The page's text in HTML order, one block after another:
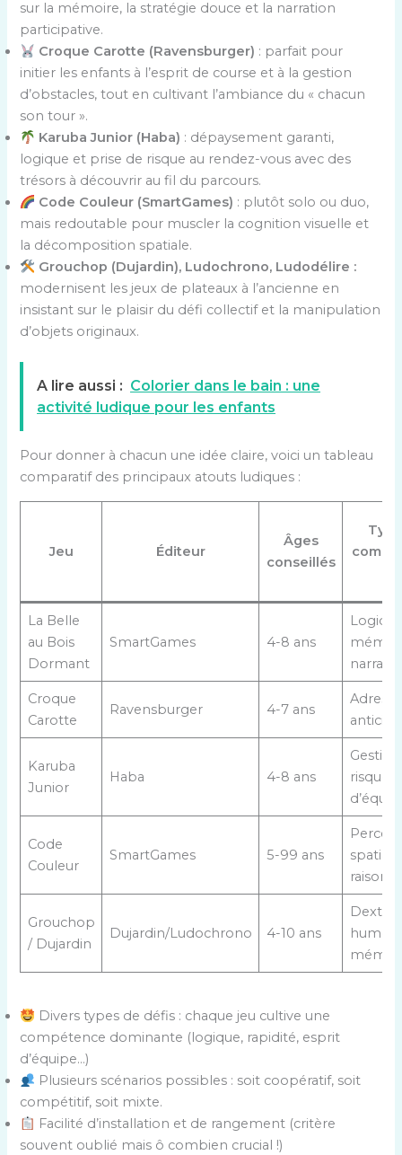
sur la mémoire, la stratégie douce et la narration
participative.
Croque Carotte (Ravensburger) : parfait pour
initier les enfants à l’esprit de course et à la gestion
d’obstacles, tout en cultivant l’ambiance du « chacun
son tour ».
Karuba Junior (Haba) : dépaysement garanti,
logique et prise de risque au rendez-vous avec des
trésors à découvrir au fil du parcours.
Code Couleur (SmartGames) : plutôt solo ou duo,
mais redoutable pour muscler la cognition visuelle et
la décomposition spatiale.
Grouchop (Dujardin), Ludochrono, Ludodélire :
modernisent les jeux de plateaux à l’ancienne en
insistant sur le plaisir du défi collectif et la manipulation
d’objets originaux.
A lire aussi : Colorier dans le bain : une
activité ludique pour les enfants
Pour donner à chacun une idée claire, voici un tableau
comparatif des principaux atouts ludiques :
Jeu Éditeur
Âges
conseillés
La Belle
au Bois
Dormant
SmartGames 4-8 ans
Croque
Carotte
Ravensburger 4-7 ans
Karuba
Junior
Haba 4-8 ans
Code
Couleur
SmartGames 5-99 ans
spatiale,
Grouchop
/ Dujardin
Dujardin/Ludochrono 4-10 ans
Divers types de défis : chaque jeu cultive une
compétence dominante (logique, rapidité, esprit
d’équipe…)
Plusieurs scénarios possibles : soit coopératif, soit
compétitif, soit mixte.
Facilité d’installation et de rangement (critère
souvent oublié mais ô combien crucial !)